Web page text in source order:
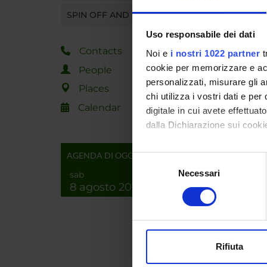
Uso responsabile dei dati
Noi e i nostri 1022 partner
cookie per memorizzare e
personalizzati, misurare gli
chi utilizza i vostri dati e per
digitale in cui avete
dalla Dichiarazione sui
Con il tuo consenso,
raccogliere
digitali).
modificare o ritirare il tuo
Selezione
Necessari
Rifiuta
SPIN OFF AND COMPANIES
Contacts
People
Places
Calendar
AGENDA DI OGGI
sab
8 agosto 2026
La
quale i